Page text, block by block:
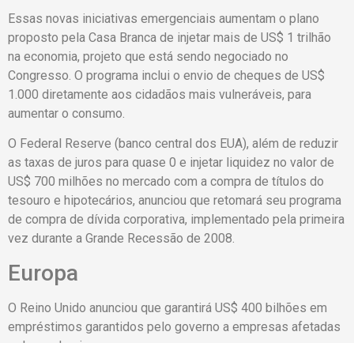
Essas novas iniciativas emergenciais aumentam o plano
proposto pela Casa Branca de injetar mais de US$ 1 trilhão
na economia, projeto que está sendo negociado no
Congresso. O programa inclui o envio de cheques de US$
1.000 diretamente aos cidadãos mais vulneráveis, para
aumentar o consumo.
O Federal Reserve (banco central dos EUA), além de reduzir
as taxas de juros para quase 0 e injetar liquidez no valor de
US$ 700 milhões no mercado com a compra de títulos do
tesouro e hipotecários, anunciou que retomará seu programa
de compra de dívida corporativa, implementado pela primeira
vez durante a Grande Recessão de 2008.
Europa
O Reino Unido anunciou que garantirá US$ 400 bilhões em
empréstimos garantidos pelo governo a empresas afetadas